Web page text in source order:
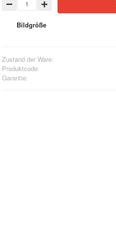
Bildgröße
Zustand der Ware:
Produktcode:
Garantie: